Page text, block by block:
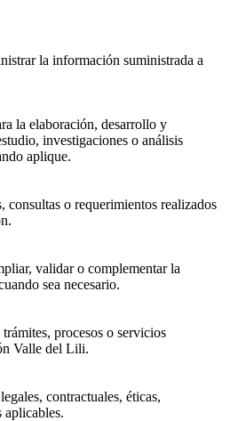
la información suministrada a
la elaboración, desarrollo y
investigaciones o análisis
aplique.
consultas o requerimientos realizados
validar o complementar la
sea necesario.
procesos o servicios
Valle del Lili.
contractuales, éticas,
aplicables.